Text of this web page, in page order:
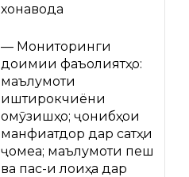
хонавода
— Мониторинги
доимии фаъолиятҳо:
маълумоти
иштирокчиёни
омӯзишҳо; ҷонибҳои
манфиатдор дар сатҳи
ҷомеа; маълумоти пеш
ва пас-и лоиҳа дар